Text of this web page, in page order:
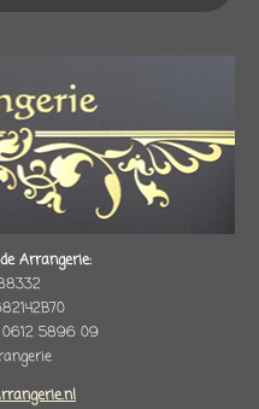
Arrangerie:
0612 5896 09